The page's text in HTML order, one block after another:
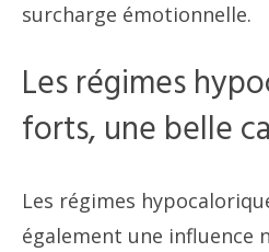
surcharge émotionnelle.
Les régimes
forts, une belle
Les régimes
également une influence